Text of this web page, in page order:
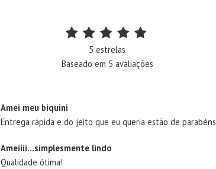
5 estrelas
Baseado em 5 avaliações
Amei meu biquini
Entrega rápida e do jeito que eu queria estão de parabéns
Ameiiii…simplesmente lindo
Qualidade ótima!